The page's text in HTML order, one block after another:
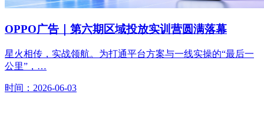
OPPO广告｜第六期区域投放实训营圆满落幕
星火相传，实战领航。为打通平台方案与一线实操的“最后一
公里”，…
时间：2026-06-03